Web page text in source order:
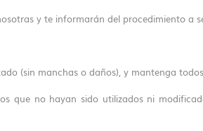
y te informarán del procedimiento a
(sin manchas o daños), y mantenga
que no hayan sido utilizados ni